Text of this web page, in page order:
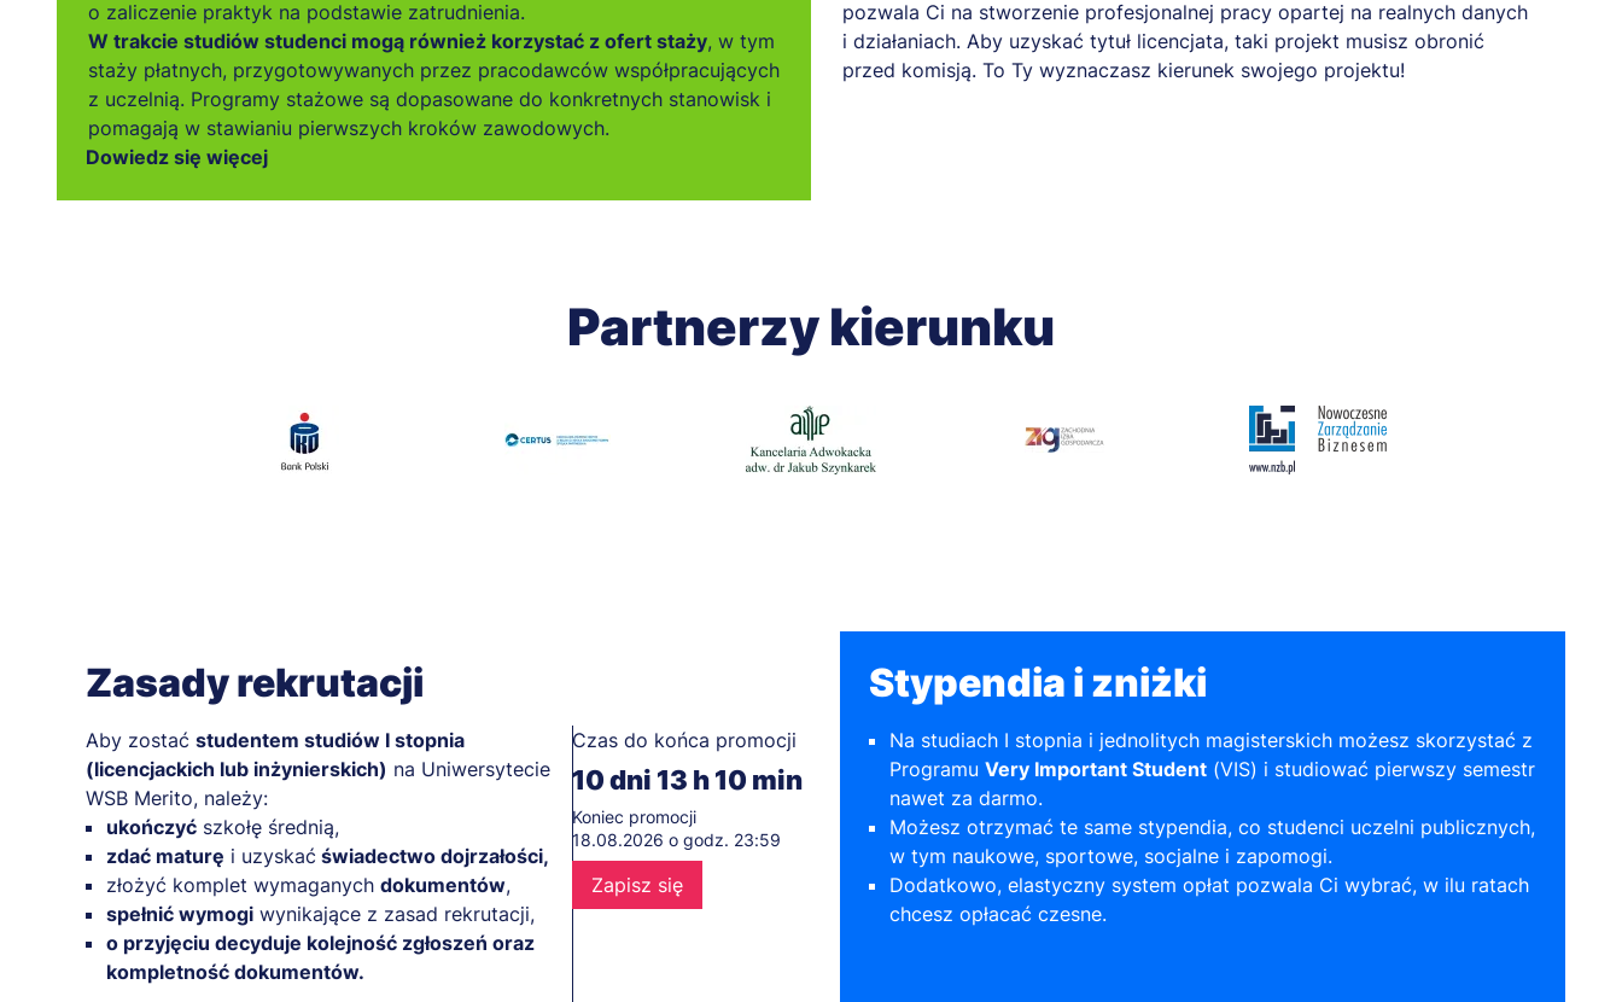
o zaliczenie praktyk na podstawie zatrudnienia.
W trakcie studiów studenci mogą również korzystać z ofert staży, w tym
staży płatnych, przygotowywanych przez pracodawców współpracujących
z uczelnią. Programy stażowe są dopasowane do konkretnych stanowisk i
pomagają w stawianiu pierwszych kroków zawodowych.
Dowiedz się więcej
pozwala Ci na stworzenie profesjonalnej pracy opartej na realnych danych
i działaniach. Aby uzyskać tytuł licencjata, taki projekt musisz obronić
przed komisją. To Ty wyznaczasz kierunek swojego projektu!
Partnerzy kierunku
Zasady rekrutacji
Aby zostać studentem studiów I stopnia
(licencjackich lub inżynierskich) na Uniwersytecie
WSB Merito, należy:
ukończyć szkołę średnią,
zdać maturę i uzyskać świadectwo dojrzałości,
złożyć komplet wymaganych dokumentów,
spełnić wymogi wynikające z zasad rekrutacji,
o przyjęciu decyduje kolejność zgłoszeń oraz
kompletność dokumentów.
Czas do końca promocji
10dni 13 h10 min
Koniec promocji
18.08.2026 o godz. 23:59
Zapisz się
Stypendia i zniżki
Na studiach I stopnia i jednolitych magisterskich możesz skorzystać z
Programu Very Important Student (VIS) i studiować pierwszy semestr
nawet za darmo.
Możesz otrzymać te same stypendia, co studenci uczelni publicznych,
w tym naukowe, sportowe, socjalne i zapomogi.
Dodatkowo, elastyczny system opłat pozwala Ci wybrać, w ilu ratach
chcesz opłacać czesne.